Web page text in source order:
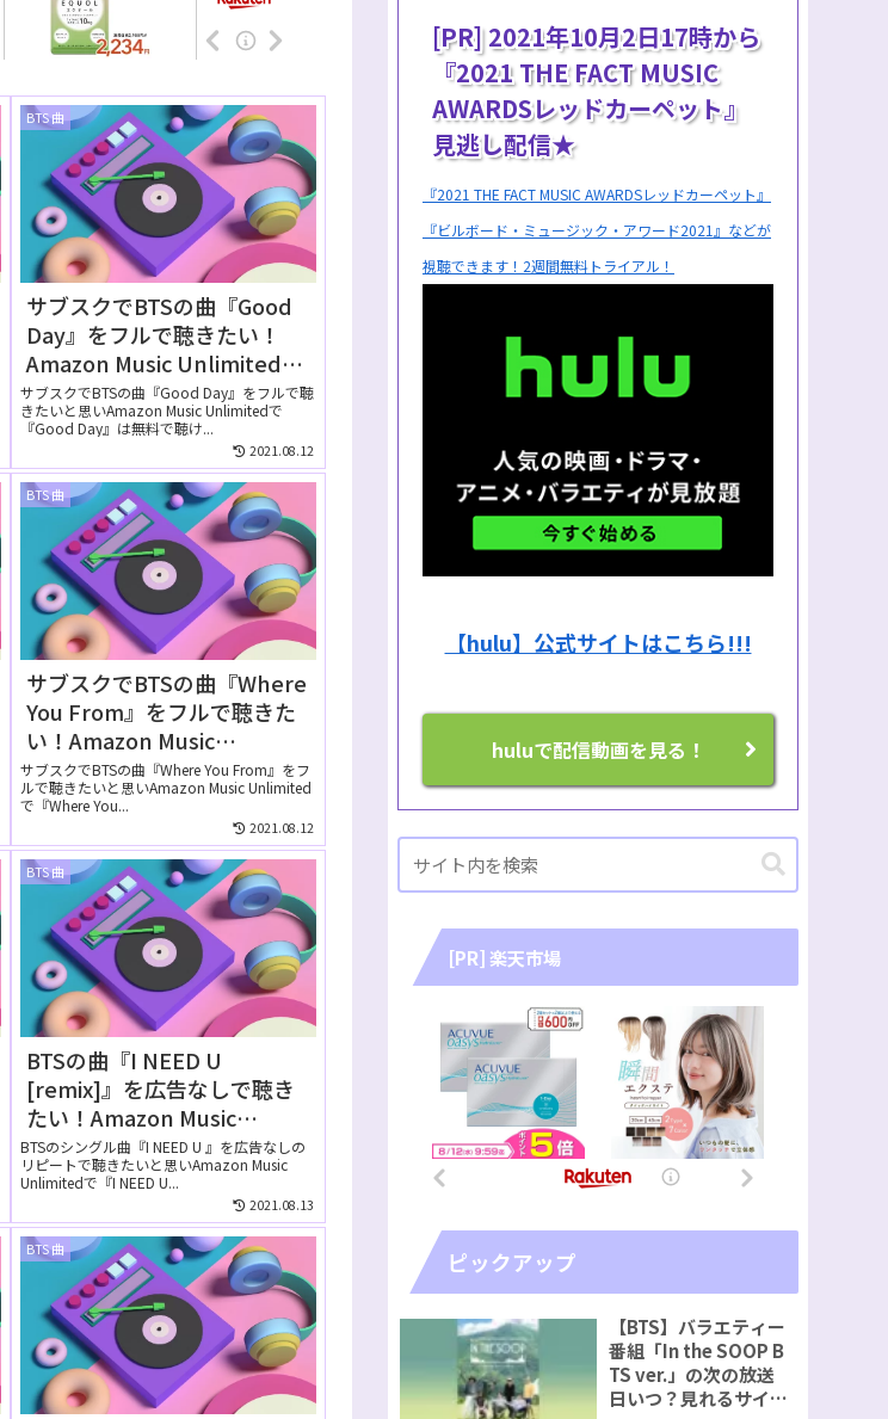
BTS 曲
サブスクでBTSの曲『Good
Day』をフルで聴きたい！
Amazon Music Unlimitedで
は無料で聴ける？
サブスクでBTSの曲『Good Day』をフルで聴
きたいと思いAmazon Music Unlimitedで
『Good Day』は無料で聴け...
2021.08.12
BTS 曲
サブスクでBTSの曲『Where
You From』をフルで聴きた
い！Amazon Music
Unlimitedでは無料で聴け
る？
サブスクでBTSの曲『Where You From』をフ
ルで聴きたいと思いAmazon Music Unlimited
で『Where You...
2021.08.12
BTS 曲
BTSの曲『I NEED U
[remix]』を広告なしで聴き
たい！Amazon Music
Unlimitedの無料お試しでリ
ピートして聴ける？
BTSのシングル曲『I NEED U 』を広告なしの
リピートで聴きたいと思いAmazon Music
Unlimitedで『I NEED U...
2021.08.13
BTS 曲
[PR] 2021年10月2日17時から
『2021 THE FACT MUSIC
AWARDSレッドカーペット』
見逃し配信★
『2021 THE FACT MUSIC AWARDSレッドカーペット』
『ビルボード・ミュージック・アワード2021』などが
視聴できます！2週間無料トライアル！
【hulu】公式サイトはこちら!!!
huluで配信動画を見る！
[PR] 楽天市場
ピックアップ
【BTS】バラエティー
番組「In the SOOP B
TS ver.」の次の放送
日いつ？見れるサイト